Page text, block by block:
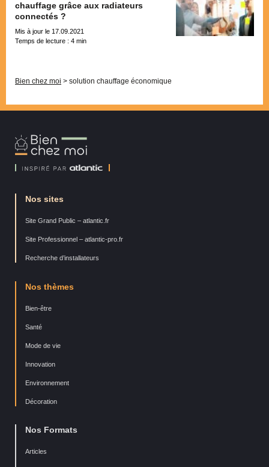
chauffage grâce aux radiateurs
connectés ?
Mis à jour le 17.09.2021
Temps de lecture : 4 min
Bien chez moi > solution chauffage économique
Bien
Chez
Nos sites
Site Grand Public – atlantic.fr
Site Professionnel – atlantic-pro.fr
Recherche d’installateurs
Nos thèmes
Bien-être
Santé
Mode de vie
Innovation
Environnement
Décoration
Nos Formats
Articles